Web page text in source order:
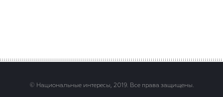
© Национальные интересы, 2019. Все права защищены.